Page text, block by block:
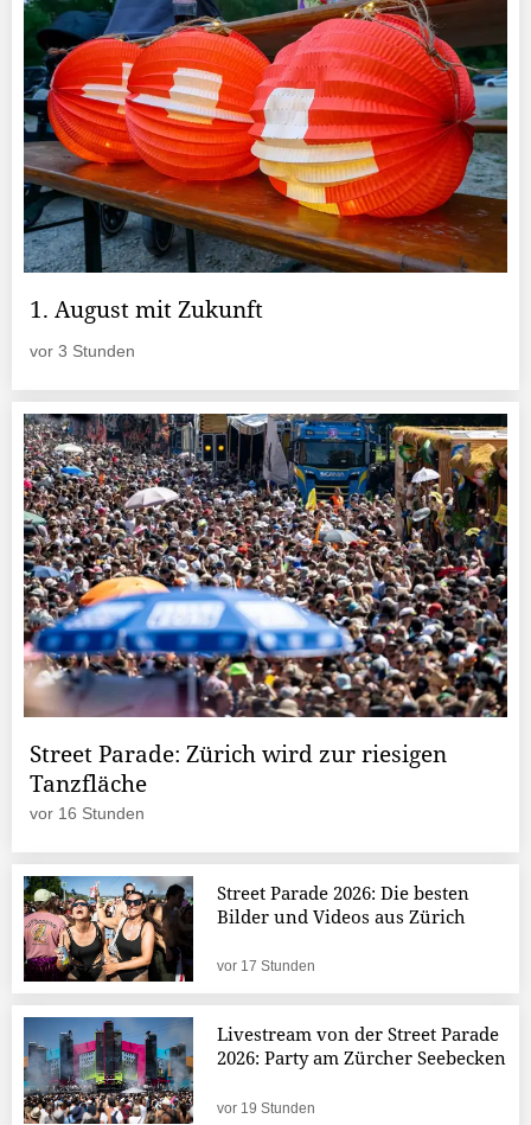
1. August mit Zukunft
vor 3 Stunden
Street Parade: Zürich wird zur riesigen
Tanzfläche
vor 16 Stunden
Street Parade 2026: Die besten
Bilder und Videos aus Zürich
vor 17 Stunden
Livestream von der Street Parade
2026: Party am Zürcher Seebecken
vor 19 Stunden